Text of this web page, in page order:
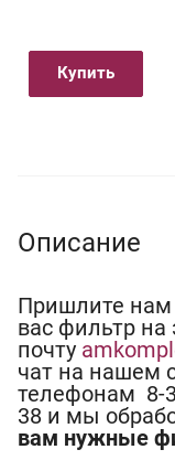
Купить
Описание
Пришлите нам
вас фильтр
почту
чат на нашем
телефонам 8-
38 и мы
вам нужные